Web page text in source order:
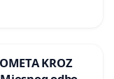
KROZ